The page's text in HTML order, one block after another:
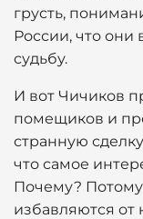
грусть,
России, что
судьбу.
И вот Чичиков
помещиков и
странную
что самое
Почему?
избавляются от